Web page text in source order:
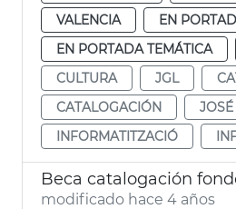
VALENCIA
EN
EN PORTADA TEMÁTICA
CULTURA
JGL
CATALOGACIÓN
INFORMATITZACIÓ
Beca catalogación
modificado hace 4 años